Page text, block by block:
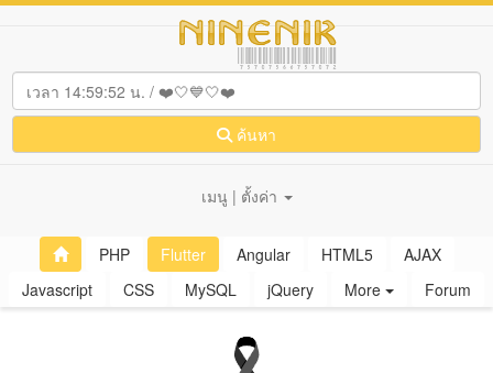
ค้นหา
เมนู | ตั้งค่า
PHP Flutter Angular HTML5
AJAX
Javascript
CSS MySQL jQuery More Forum